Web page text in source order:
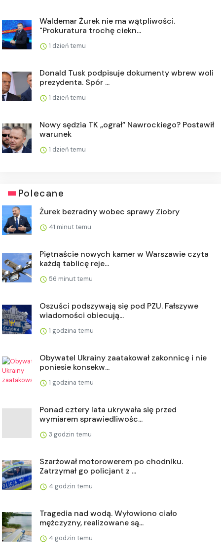
Waldemar Żurek nie ma wątpliwości.
"Prokuratura trochę ciekn...
1 dzień temu
Donald Tusk podpisuje dokumenty wbrew woli
prezydenta. Spór ...
1 dzień temu
Nowy sędzia TK „ograł” Nawrockiego? Postawił
warunek
1 dzień temu
Polecane
Żurek bezradny wobec sprawy Ziobry
41 minut temu
Piętnaście nowych kamer w Warszawie czyta
każdą tablicę reje...
56 minut temu
Oszuści podszywają się pod PZU. Fałszywe
wiadomości obiecują...
1 godzina temu
Obywatel Ukrainy zaatakował zakonnicę i nie
poniesie konsekw...
1 godzina temu
Ponad cztery lata ukrywała się przed
wymiarem sprawiedliwośc...
3 godzin temu
Szarżował motorowerem po chodniku.
Zatrzymał go policjant z ...
4 godzin temu
Tragedia nad wodą. Wyłowiono ciało
mężczyzny, realizowane są...
4 godzin temu